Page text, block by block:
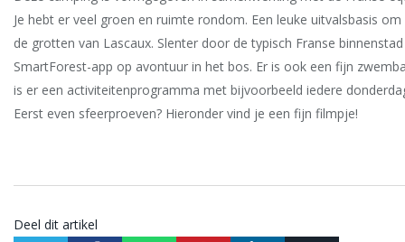
Je hebt er veel groen en ruimte rondom. Een leuke uitvalsbasis
de grotten van Lascaux. Slenter door de typisch Franse
SmartForest-app op avontuur in het bos. Er is ook een fijn
is er een activiteitenprogramma met bijvoorbeeld iedere
Eerst even sfeerproeven? Hieronder vind je een fijn filmpje!
Deel dit artikel